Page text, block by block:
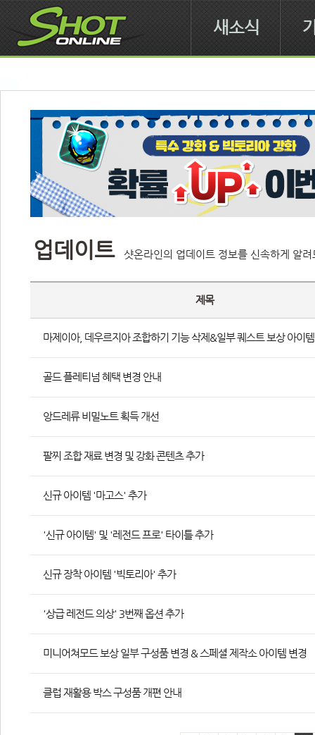
새소식
업데이트 샷온라인의 업데이트 정보를 신속하게 알
제목
마제이아, 데우르지아 조합하기 기능 삭제&일부 퀘스트 보상 아이
골드 플레티넘 혜택 변경 안내
앙드레류 비밀노트 획득 개선
팔찌 조합 재료 변경 및 강화 콘텐츠 추가
신규 아이템 '마고스' 추가
'신규 아이템' 및 '레전드 프로' 타이틀 추가
신규 장착 아이템 '빅토리아' 추가
'상급 레전드 의상' 3번째 옵션 추가
미니어쳐모드 보상 일부 구성품 변경 & 스페셜 제작소 아이템 변경
클럽 재활용 박스 구성품 개편 안내